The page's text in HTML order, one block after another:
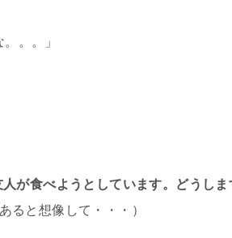
。。」
が食べようとしています。どうしま
ると想像して・・・）